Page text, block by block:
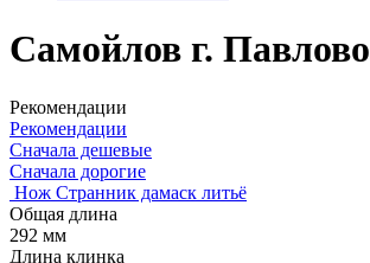
Самойлов г. Павлово
Рекомендации
Рекомендации
Сначала дешевые
Сначала дорогие
Нож Странник дамаск литьё
Общая длина
292 мм
Длина клинка